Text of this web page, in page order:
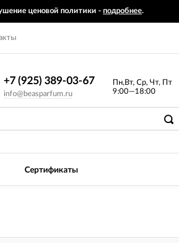
ценовой политики - подробнее.
+7 (925) 389-03-67
info@beasparfum.ru
Пн,Вт, Ср, Чт, Пт
9:00—18:00
Сертификаты